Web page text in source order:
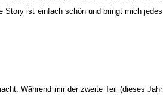
Story ist einfach schön und bringt mich jedes
Während mir der zweite Teil (dieses Jahr